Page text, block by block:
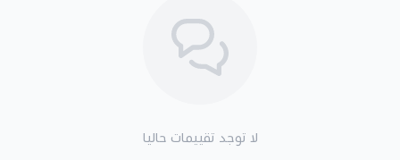
لا توجد تقييمات حاليا